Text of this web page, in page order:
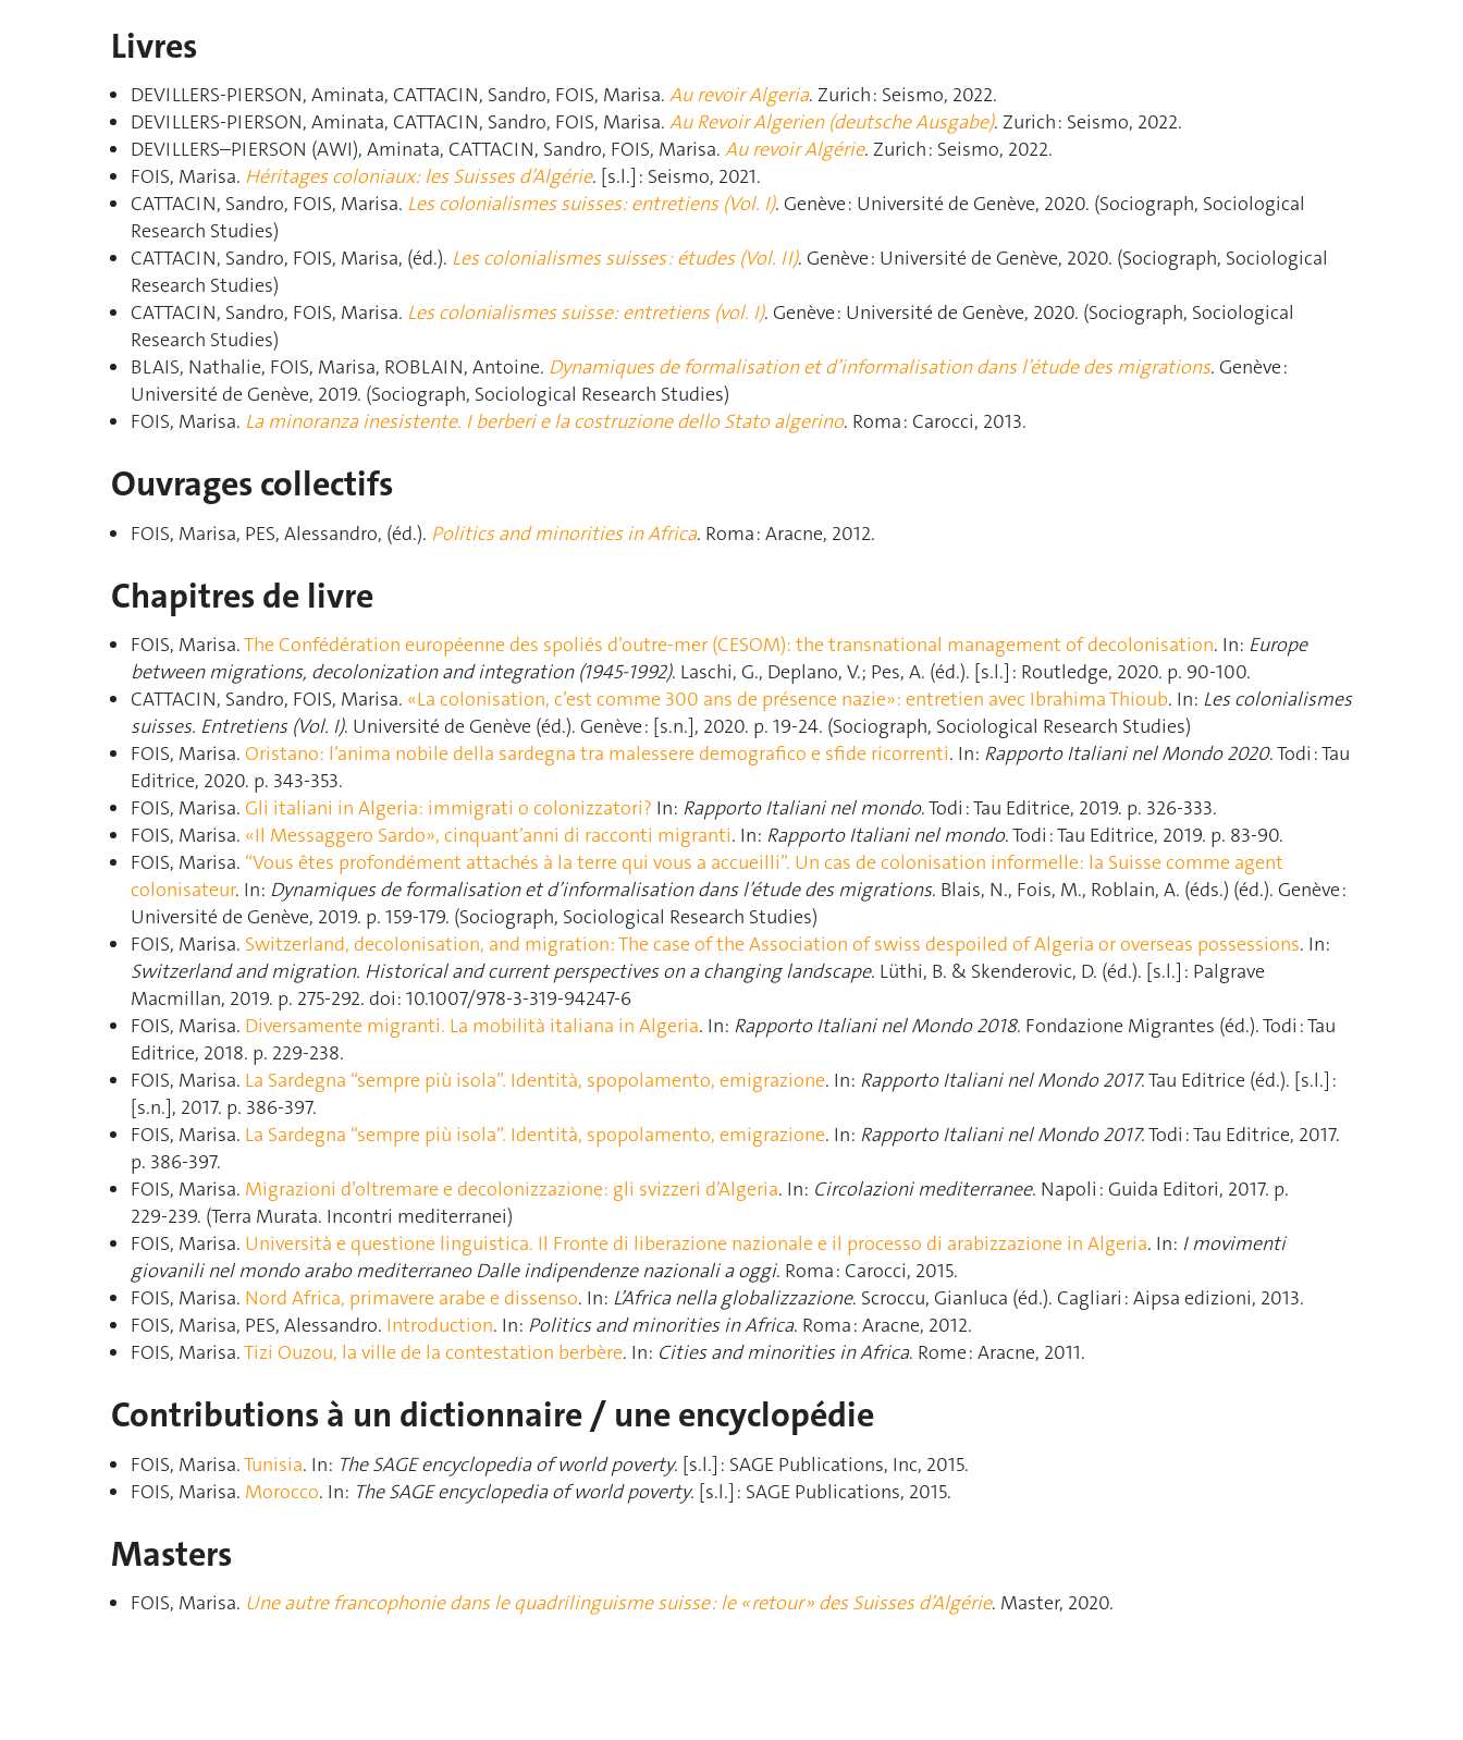
Livres
DEVILLERS-PIERSON, Aminata, CATTACIN, Sandro, FOIS, Marisa. Au revoir Algeria. Zurich : Seismo, 2022.
DEVILLERS-PIERSON, Aminata, CATTACIN, Sandro, FOIS, Marisa. Au Revoir Algerien (deutsche Ausgabe). Zurich : Seismo, 2022.
DEVILLERS–PIERSON (AWI), Aminata, CATTACIN, Sandro, FOIS, Marisa. Au revoir Algérie. Zurich : Seismo, 2022.
FOIS, Marisa. Héritages coloniaux: les Suisses d’Algérie. [s.l.] : Seismo, 2021.
CATTACIN, Sandro, FOIS, Marisa. Les colonialismes suisses: entretiens (Vol. I). Genève : Université de Genève, 2020. (Sociograph, Sociological
Research Studies)
CATTACIN, Sandro, FOIS, Marisa, (éd.). Les colonialismes suisses : études (Vol. II). Genève : Université de Genève, 2020. (Sociograph, Sociological
Research Studies)
CATTACIN, Sandro, FOIS, Marisa. Les colonialismes suisse: entretiens (vol. I). Genève : Université de Genève, 2020. (Sociograph, Sociological
Research Studies)
BLAIS, Nathalie, FOIS, Marisa, ROBLAIN, Antoine. Dynamiques de formalisation et d’informalisation dans l’étude des migrations. Genève :
Université de Genève, 2019. (Sociograph, Sociological Research Studies)
FOIS, Marisa. La minoranza inesistente. I berberi e la costruzione dello Stato algerino. Roma : Carocci, 2013.
Ouvrages collectifs
FOIS, Marisa, PES, Alessandro, (éd.). Politics and minorities in Africa. Roma : Aracne, 2012.
Chapitres de livre
FOIS, Marisa.The Confédération européenne des spoliés d’outre-mer (CESOM): the transnational management of decolonisation. In: Europe
between migrations, decolonization and integration (1945-1992). Laschi, G., Deplano, V.; Pes, A. (éd.). [s.l.] : Routledge, 2020. p. 90‑100.
CATTACIN, Sandro, FOIS, Marisa. «La colonisation, c’est comme 300 ans de présence nazie»: entretien avec Ibrahima Thioub. In: Les colonialismes
suisses. Entretiens (Vol. I). Université de Genève (éd.). Genève : [s.n.], 2020. p. 19‑24. (Sociograph, Sociological Research Studies)
FOIS, Marisa. Oristano: l’anima nobile della sardegna tra malessere demografico e sfide ricorrenti. In: Rapporto Italiani nel Mondo 2020. Todi : Tau
Editrice, 2020. p. 343‑353.
FOIS, Marisa. Gli italiani in Algeria: immigrati o colonizzatori? In: Rapporto Italiani nel mondo. Todi : Tau Editrice, 2019. p. 326‑333.
FOIS, Marisa. «Il Messaggero Sardo», cinquant’anni di racconti migranti. In: Rapporto Italiani nel mondo. Todi : Tau Editrice, 2019. p. 83‑90.
FOIS, Marisa. “Vous êtes profondément attachés à la terre qui vous a accueilli”. Un cas de colonisation informelle: la Suisse comme agent
colonisateur. In: Dynamiques de formalisation et d’informalisation dans l’étude des migrations. Blais, N., Fois, M., Roblain, A. (éds.) (éd.). Genève :
Université de Genève, 2019. p. 159‑179. (Sociograph, Sociological Research Studies)
FOIS, Marisa. Switzerland, decolonisation, and migration: The case of the Association of swiss despoiled of Algeria or overseas possessions. In:
Switzerland and migration. Historical and current perspectives on a changing landscape. Lüthi, B. & Skenderovic, D. (éd.). [s.l.] : Palgrave
Macmillan, 2019. p. 275‑292. doi: 10.1007/978-3-319-94247-6
FOIS, Marisa. Diversamente migranti. La mobilità italiana in Algeria. In: Rapporto Italiani nel Mondo 2018. Fondazione Migrantes (éd.). Todi : Tau
Editrice, 2018. p. 229‑238.
FOIS, Marisa. La Sardegna “sempre più isola”. Identità, spopolamento, emigrazione. In: Rapporto Italiani nel Mondo 2017. Tau Editrice (éd.). [s.l.] :
[s.n.], 2017. p. 386‑397.
FOIS, Marisa. La Sardegna “sempre più isola”. Identità, spopolamento, emigrazione. In: Rapporto Italiani nel Mondo 2017. Todi : Tau Editrice, 2017.
p. 386‑397.
FOIS, Marisa. Migrazioni d’oltremare e decolonizzazione: gli svizzeri d’Algeria. In: Circolazioni mediterranee. Napoli : Guida Editori, 2017. p.
229‑239. (Terra Murata. Incontri mediterranei)
FOIS, Marisa. Università e questione linguistica. Il Fronte di liberazione nazionale e il processo di arabizzazione in Algeria. In: I movimenti
giovanili nel mondo arabo mediterraneo Dalle indipendenze nazionali a oggi. Roma : Carocci, 2015.
FOIS, Marisa. Nord Africa, primavere arabe e dissenso. In: L’Africa nella globalizzazione. Scroccu, Gianluca (éd.). Cagliari : Aipsa edizioni, 2013.
FOIS, Marisa, PES, Alessandro. Introduction. In: Politics and minorities in Africa. Roma : Aracne, 2012.
FOIS, Marisa.Tizi Ouzou, la ville de la contestation berbère. In: Cities and minorities in Africa. Rome : Aracne, 2011.
Contributions à un dictionnaire / une encyclopédie
FOIS, Marisa.Tunisia. In: The SAGE encyclopedia of world poverty. [s.l.] : SAGE Publications, Inc, 2015.
FOIS, Marisa. Morocco. In: The SAGE encyclopedia of world poverty. [s.l.] : SAGE Publications, 2015.
Masters
FOIS, Marisa. Une autre francophonie dans le quadrilinguisme suisse : le « retour » des Suisses d’Algérie. Master, 2020.